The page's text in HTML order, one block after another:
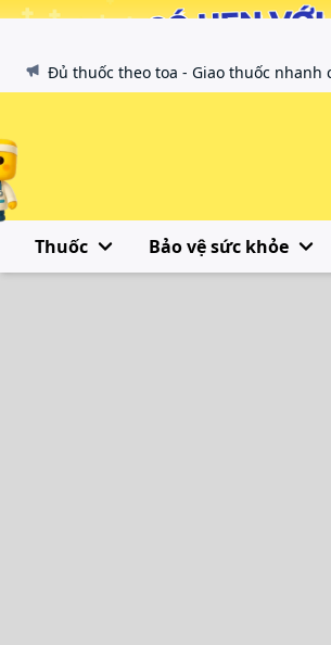
Đủ thuốc theo toa - Giao thuốc nhanh
Thuốc Bảo vệ sức khỏe